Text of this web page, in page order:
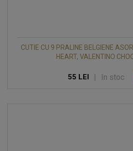
CUTIE CU 9 PRALINE BELGIENE
HEART, VALENTINO
55 LEI | In stoc